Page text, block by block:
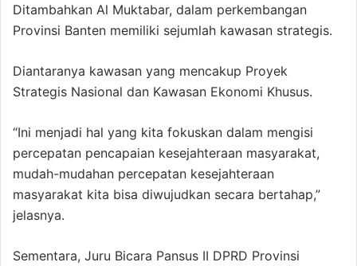
Ditambahkan Al Muktabar, dalam perkembangan
Provinsi Banten memiliki sejumlah kawasan strategis.
Diantaranya kawasan yang mencakup Proyek
Strategis Nasional dan Kawasan Ekonomi Khusus.
“Ini menjadi hal yang kita fokuskan dalam mengisi
percepatan pencapaian kesejahteraan masyarakat,
mudah-mudahan percepatan kesejahteraan
masyarakat kita bisa diwujudkan secara bertahap,”
jelasnya.
Sementara, Juru Bicara Pansus II DPRD Provinsi